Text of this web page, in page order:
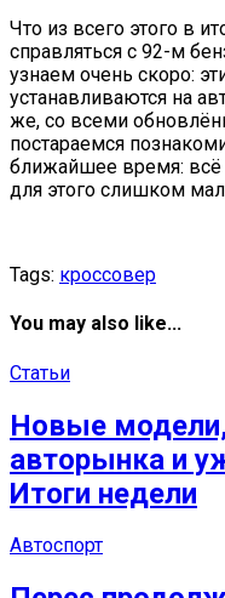
Что из всего этого в
справляться с 92-м
узнаем очень скоро:
устанавливаются на
же, со всеми
постараемся
ближайшее время:
для этого слишком
Tags: кроссовер
You may also like...
Статьи
Новые
авторынка и
Итоги недели
Автоспорт